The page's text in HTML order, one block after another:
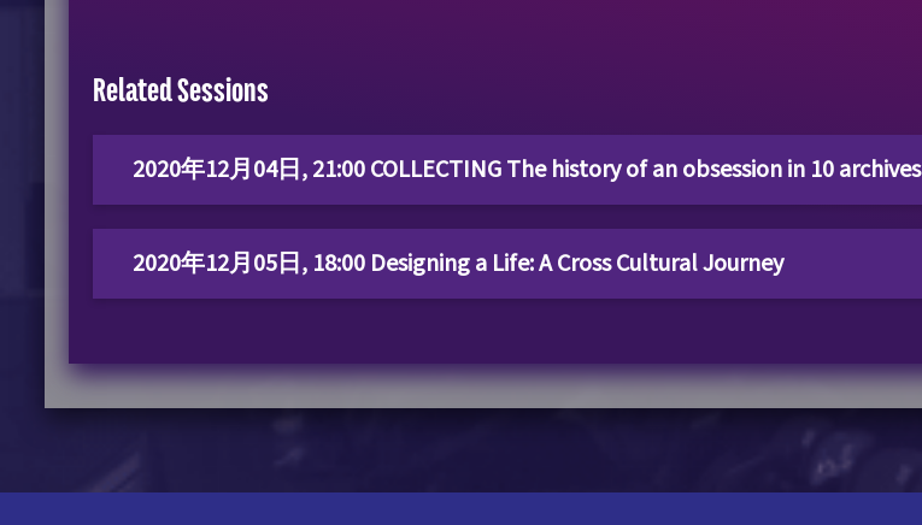
Related Sessions
2020年12月04日, 21:00 COLLECTING The history of an obsession in 10 archives
2020年12月05日, 18:00 Designing a Life: A Cross Cultural Journey